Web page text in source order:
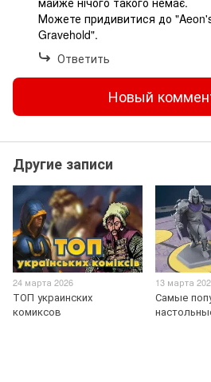
Можете придивитися до
Gravehold".
Ответить
Новый
Другие записи
24 марта 2026
ТОП украинских
комиксов
13 марта
Самые